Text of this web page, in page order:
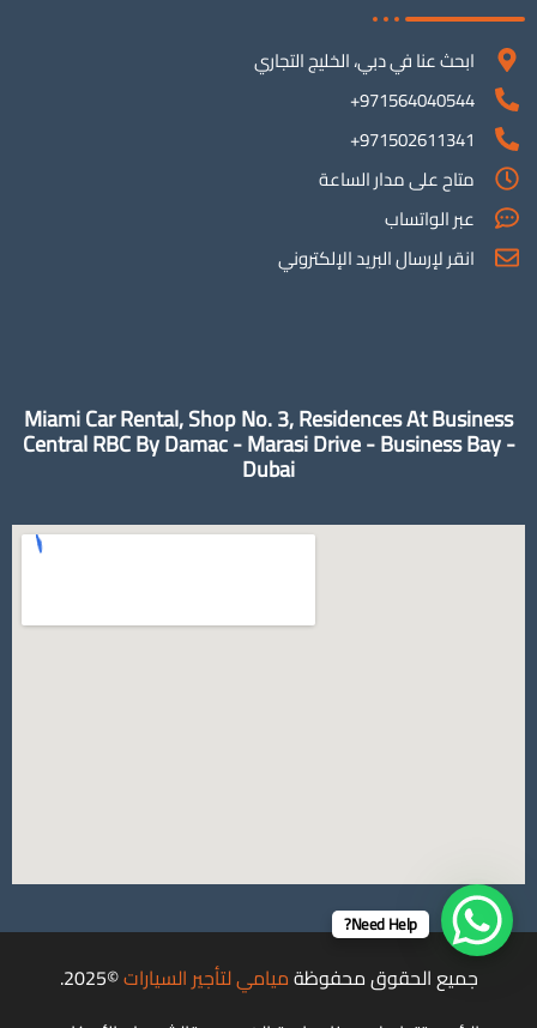
ابحث عنا في دبي، الخليج التجاري
971564040544+
971502611341+
متاح على مدار الساعة
عبر الواتساب
انقر لإرسال البريد الإلكتروني
Miami Car Rental, Shop No. 3, Residences At Business
Central RBC By Damac - Marasi Drive - Business Bay -
Dubai
جميع الحقوق محفوظةميامي لتأجير السيارات©2025.
Need Help?